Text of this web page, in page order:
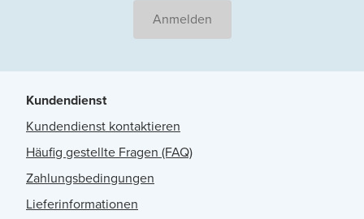
Anmelden
Kundendienst
Kundendienst kontaktieren
Häufig gestellte Fragen (FAQ)
Zahlungsbedingungen
Lieferinformationen